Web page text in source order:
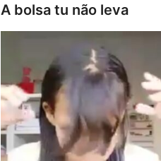
A bolsa tu não leva